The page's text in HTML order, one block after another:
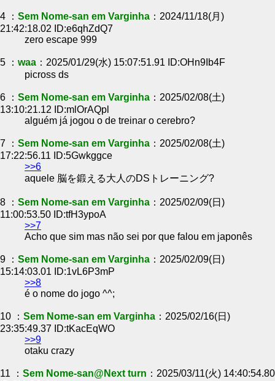
4 ： Sem Nome-san em Varginha ：2024/11/18(月)
21:42:18.02 ID:e6qhZdQ7
zero escape 999
5 ： waa ：2025/01/29(水) 15:07:51.91 ID:OHn9Ib4F
picross ds
6 ： Sem Nome-san em Varginha ：2025/02/08(土)
13:10:21.12 ID:mlOrAQpl
alguém já jogou o de treinar o cerebro?
7 ： Sem Nome-san em Varginha ：2025/02/08(土)
17:22:56.11 ID:5Gwkggce
>>6
aquele 脳を鍛える大人のDSトレーニング?
8 ： Sem Nome-san em Varginha ：2025/02/09(日)
11:00:53.50 ID:tfH3ypoA
>>7
Acho que sim mas não sei por que falou em japonês
9 ： Sem Nome-san em Varginha ：2025/02/09(日)
15:14:03.01 ID:1vL6P3mP
>>8
é o nome do jogo ^^;
10 ： Sem Nome-san em Varginha ：2025/02/16(日)
23:35:49.37 ID:tKacEqWO
>>9
otaku crazy
11 ： Sem Nome-san@Next turn ：2025/03/11(火) 14:40:54.80